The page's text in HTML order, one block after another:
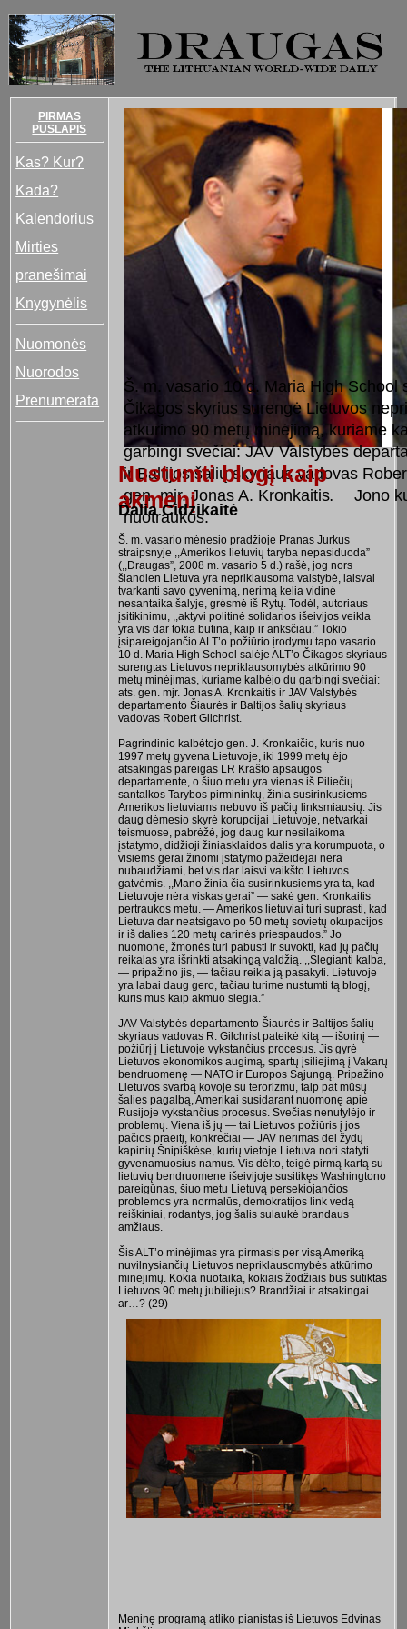
PIRMAS
PUSLAPIS
Kas? Kur?
Kada?
Kalendorius
Mirties
pranešimai
Knygynėlis
Nuomonės
Nuorodos
Prenumerata
Š. m. vasario 10 d. Maria High School
Čikagos skyrius surengė Lietuvos
atkūrimo 90 metų minėjimą, kuriame
garbingi svečiai: JAV Valstybės
ir Baltijos šalių skyriaus vadovas
gen. mjr. Jonas A. Kronkaitis.
Jono
nuotraukos.
Nustumti blogį kaip
akmenį
Dalia Cidzikaitė
Š. m. vasario mėnesio pradžioje Pranas Jurkus
straipsnyje ,,Amerikos lietuvių taryba nepasiduoda”
(,,Draugas”, 2008 m. vasario 5 d.) rašė, jog nors
šiandien Lietuva yra nepriklausoma valstybė, laisvai
tvarkanti savo gyvenimą, nerimą kelia vidinė
nesantaika šalyje, grėsmė iš Rytų. Todėl, autoriaus
įsitikinimu, ,,aktyvi politinė solidarios išeivijos veikla
yra vis dar tokia būtina, kaip ir anksčiau.” Tokio
įsipareigojančio ALT’o požiūrio įrodymu tapo vasario
10 d. Maria High School salėje ALT’o Čikagos skyriaus
surengtas Lietuvos nepriklausomybės atkūrimo 90
metų minėjimas, kuriame kalbėjo du garbingi svečiai:
ats. gen. mjr. Jonas A. Kronkaitis ir JAV Valstybės
departamento Šiaurės ir Baltijos šalių skyriaus
vadovas Robert Gilchrist.
Pagrindinio kalbėtojo gen. J. Kronkaičio, kuris nuo
1997 metų gyvena Lietuvoje, iki 1999 metų ėjo
atsakingas pareigas LR Krašto apsaugos
departamente, o šiuo metu yra vienas iš Piliečių
santalkos Tarybos pirmininkų, žinia susirinkusiems
Amerikos lietuviams nebuvo iš pačių linksmiausių. Jis
daug dėmesio skyrė korupcijai Lietuvoje, netvarkai
teismuose, pabrėžė, jog daug kur nesilaikoma
įstatymo, didžioji žiniasklaidos dalis yra korumpuota, o
visiems gerai žinomi įstatymo pažeidėjai nėra
nubaudžiami, bet vis dar laisvi vaikšto Lietuvos
gatvėmis. ,,Mano žinia čia susirinkusiems yra ta, kad
Lietuvoje nėra viskas gerai” — sakė gen. Kronkaitis
pertraukos metu. — Amerikos lietuviai turi suprasti, kad
Lietuva dar neatsigavo po 50 metų sovietų okupacijos
ir iš dalies 120 metų carinės priespaudos.” Jo
nuomone, žmonės turi pabusti ir suvokti, kad jų pačių
reikalas yra išrinkti atsakingą valdžią. ,,Slegianti kalba,
— pripažino jis, — tačiau reikia ją pasakyti. Lietuvoje
yra labai daug gero, tačiau turime nustumti tą blogį,
kuris mus kaip akmuo slegia.”
JAV Valstybės departamento Šiaurės ir Baltijos šalių
skyriaus vadovas R. Gilchrist pateikė kitą — išorinį —
požiūrį į Lietuvoje vykstančius procesus. Jis gyrė
Lietuvos ekonomikos augimą, spartų įsiliejimą į Vakarų
bendruomenę — NATO ir Europos Sąjungą. Pripažino
Lietuvos svarbą kovoje su terorizmu, taip pat mūsų
šalies pagalbą, Amerikai susidarant nuomonę apie
Rusijoje vykstančius procesus. Svečias nenutylėjo ir
problemų. Viena iš jų — tai Lietuvos požiūris į jos
pačios praeitį, konkrečiai — JAV nerimas dėl žydų
kapinių Šnipiškėse, kurių vietoje Lietuva nori statyti
gyvenamuosius namus. Vis dėlto, teigė pirmą kartą su
lietuvių bendruomene išeivijoje susitikęs Washingtono
pareigūnas, šiuo metu Lietuvą persekiojančios
problemos yra normalūs, demokratijos link vedą
reiškiniai, rodantys, jog šalis sulaukė brandaus
amžiaus.
Šis ALT’o minėjimas yra pirmasis per visą Ameriką
nuvilnysiančių Lietuvos nepriklausomybės atkūrimo
minėjimų. Kokia nuotaika, kokiais žodžiais bus sutiktas
Lietuvos 90 metų jubiliejus? Brandžiai ir atsakingai
ar…? (29)
Meninę programą atliko pianistas iš Lietuvos Edvinas